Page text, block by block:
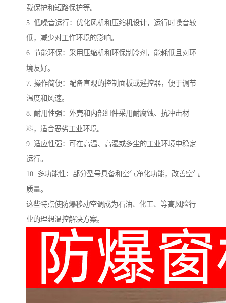
载保护和短路保护等。
5. 低噪音运行：优化风机和压缩机设计，运行时噪音较
低，减少对工作环境的影响。
6. 节能环保：采用压缩机和环保制冷剂，能耗低且对环
境友好。
7. 操作简便：配备直观的控制面板或遥控器，便于调节
温度和风速。
8. 耐用性强：外壳和内部组件采用耐腐蚀、抗冲击材
料，适合恶劣工业环境。
9. 适应性强：可在高温、高湿或多尘的工业环境中稳定
运行。
10. 多功能性：部分型号具备和空气净化功能，改善空气
质量。
这些特点使防爆移动空调成为石油、化工、等高风险行
业的理想温控解决方案。